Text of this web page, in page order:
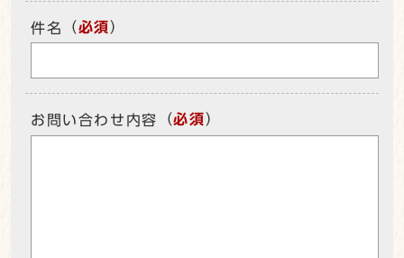
件名 （必須）
お問い合わせ内容 （必須）